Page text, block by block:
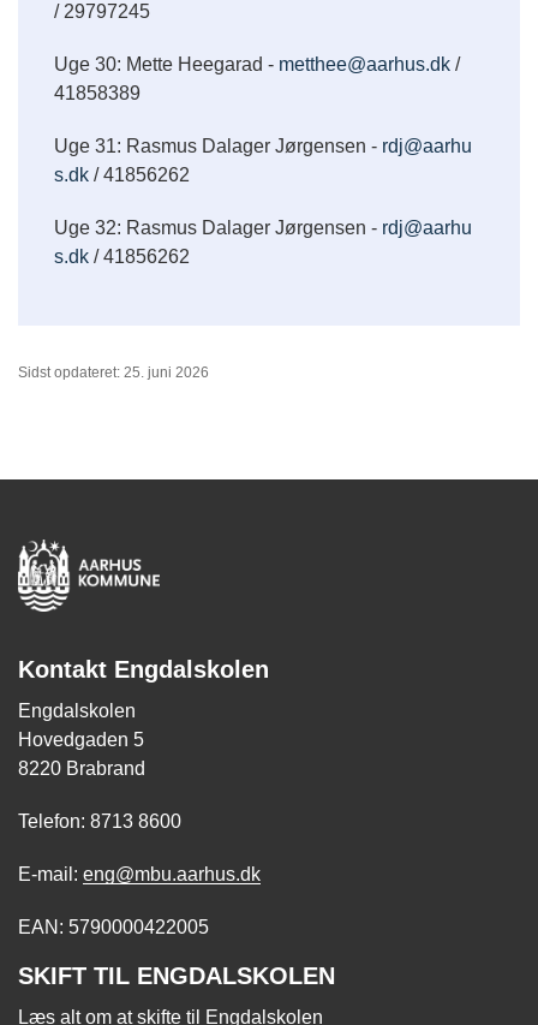
/ 29797245
Uge 30: Mette Heegarad - metthee@aarhus.dk /
41858389
Uge 31: Rasmus Dalager Jørgensen - rdj@aarhu
s.dk / 41856262
Uge 32: Rasmus Dalager Jørgensen - rdj@aarhu
s.dk / 41856262
Sidst opdateret: 25. juni 2026
Kontakt Engdalskolen
Engdalskolen
Hovedgaden 5
8220 Brabrand
Telefon: 8713 8600
E-mail: eng@mbu.aarhus.dk
EAN: 5790000422005
SKIFT TIL ENGDALSKOLEN
Læs alt om at skifte til Engdalskolen